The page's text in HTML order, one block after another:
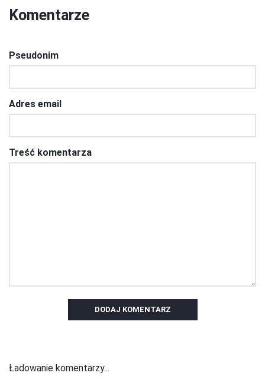
Komentarze
Pseudonim
Adres email
Treść komentarza
DODAJ KOMENTARZ
Ładowanie komentarzy...